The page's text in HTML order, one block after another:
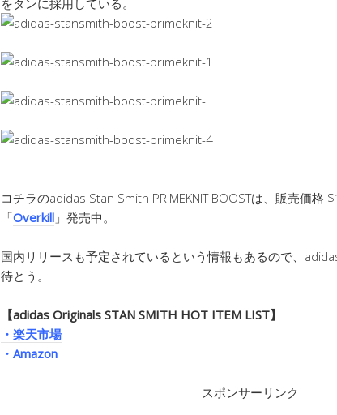
コチラのadidas Stan Smith PRIMEKNIT BOOSTは、販売価格
「Overkill 」発売中。
国内リリースも予定されているという情報もあるので、
待とう。
【adidas Originals STAN SMITH HOT ITEM LIST】
・楽天市場
・Amazon
スポンサーリンク